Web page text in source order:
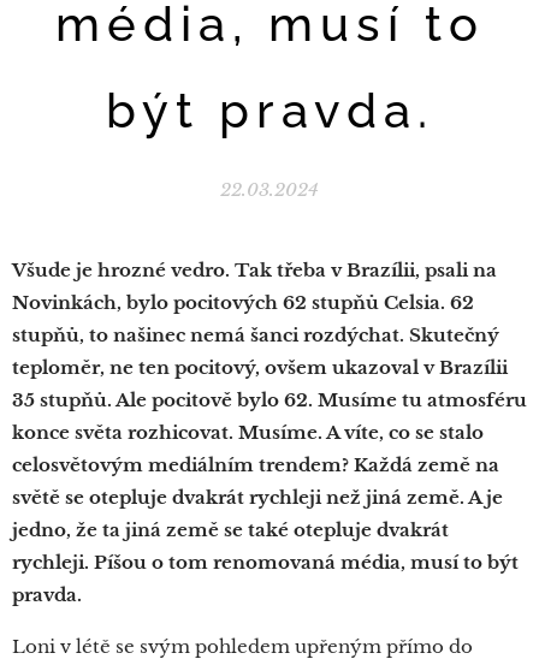
média, musí to
být pravda.
22.03.2024
Všude je hrozné vedro. Tak třeba v Brazílii, psali na
Novinkách, bylo pocitových 62 stupňů Celsia. 62
stupňů, to našinec nemá šanci rozdýchat. Skutečný
teploměr, ne ten pocitový, ovšem ukazoval v Brazílii
35 stupňů. Ale pocitově bylo 62. Musíme tu atmosféru
konce světa rozhicovat. Musíme. A víte, co se stalo
celosvětovým mediálním trendem? Každá země na
světě se otepluje dvakrát rychleji než jiná země. A je
jedno, že ta jiná země se také otepluje dvakrát
rychleji. Píšou o tom renomovaná média, musí to být
pravda.
Loni v létě se svým pohledem upřeným přímo do